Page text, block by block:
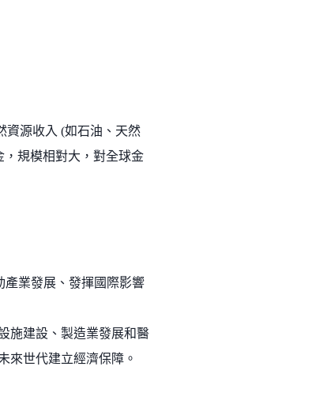
資源收入 (如石油、天然
規模相對大，對全球金
產業發展、發揮國際影響
施建設、製造業發展和醫
來世代建立經濟保障。